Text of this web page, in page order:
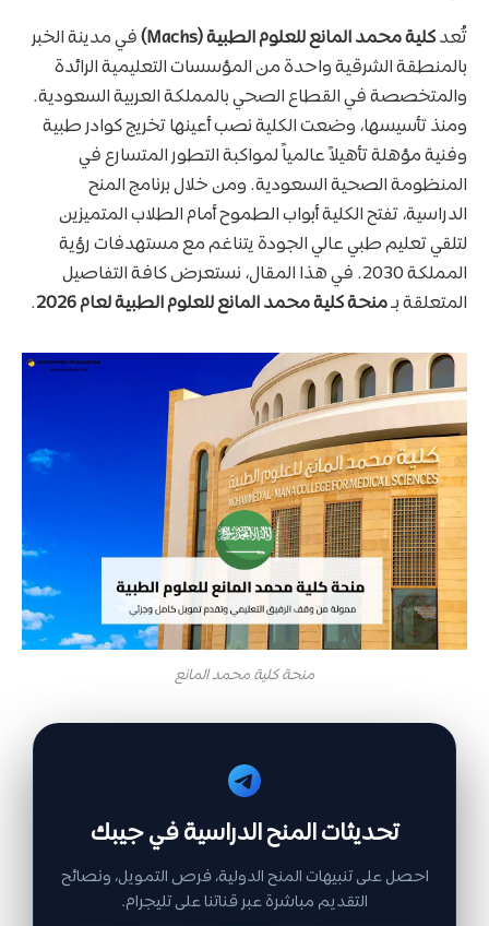
تُعدكلية محمد المانع للعلوم الطبية (Machs)
في مدينة الخبر
بالمنطقة الشرقية واحدة من المؤسسات التعليمية الرائدة
والمتخصصة في القطاع الصحي بالمملكة العربية السعودية.
ومنذ تأسيسها، وضعت الكلية نصب أعينها تخريج كوادر طبية
وفنية مؤهلة تأهيلاً عالمياً لمواكبة التطور المتسارع في
المنظومة الصحية السعودية. ومن خلال برنامج المنح
الدراسية، تفتح الكلية أبواب الطموح أمام الطلاب المتميزين
لتلقي تعليم طبي عالي الجودة يتناغم مع مستهدفات رؤية
المملكة 2030. في هذا المقال، نستعرض كافة التفاصيل
المتعلقة بـمنحة كلية محمد المانع للعلوم الطبية لعام 2026 .
منحة كلية محمد المانع
تحديثات المنح الدراسية في جيبك
احصل على تنبيهات المنح الدولية، فرص التمويل، ونصائح
التقديم مباشرة عبر قناتنا على تليجرام.